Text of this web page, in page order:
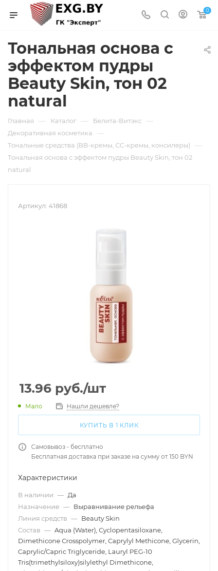
0
Тональная основа с
эффектом пудры
Beauty Skin, тон 02
natural
Главная — Каталог — Белита-Витэкс —
Декоративная косметика —
Тональные средства (BB-кремы, СС-кремы, консилеры) —
Тональная основа с эффектом пудры Beauty Skin, тон 02
natural
Артикул: 41868
13.96 руб./шт
Мало Нашли дешевле?
КУПИТЬ В 1 КЛИК
Самовывоз - бесплатно
Бесплатная доставка при заказе на сумму от 150 BYN
Характеристики
В наличии — Да
Назначение — Выравнивание рельефа
Линия средств — Beauty Skin
Состав — Aqua (Water), Cyclopentasiloxane,
Dimethicone Crosspolymer, Caprylyl Methicone, Glycerin,
Caprylic/Capric Triglyceride, Lauryl PEG-10
Tris(trimethylsiloxy)silylethyl Dimethicone,